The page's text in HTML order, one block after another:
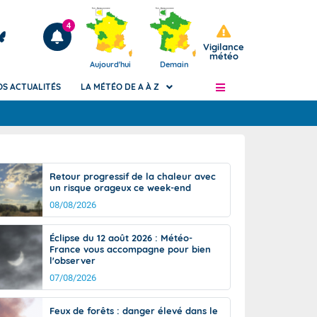
Articles
4
Aujourd'hui Demain
Vigilance
météo
de
Phénomènes dangereux de J+2 à J+7
Avertissement pluies intenses à l'échelle
des communes (Apic)
Bulletins Marine
Bulletins d'estimation du risque
d'avalanche
Météo des forêts
Vigicrues
ACTUALITÉS LA MÉTÉO DE A À Z
Retour progressif de la chaleur avec
un risque orageux ce week-end
08/08/2026
Éclipse du 12 août 2026 : Météo-
France vous accompagne pour bien
l'observer
07/08/2026
Feux de forêts : danger élevé dans le